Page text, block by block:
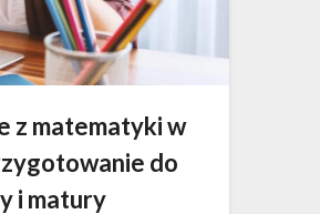
z matematyki w
do
i matury